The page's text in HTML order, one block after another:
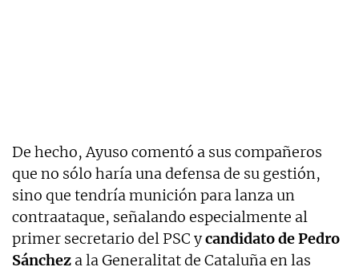
De hecho, Ayuso comentó a sus compañeros
que no sólo haría una defensa de su gestión,
sino que tendría munición para lanza un
contraataque, señalando especialmente al
primer secretario del PSC ycandidato de Pedro
Sánchez a la Generalitat de Cataluña en las